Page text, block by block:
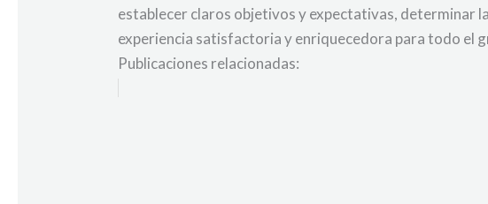
establecer claros objetivos y expectativas, determinar
experiencia satisfactoria y enriquecedora para todo el
Publicaciones relacionadas: